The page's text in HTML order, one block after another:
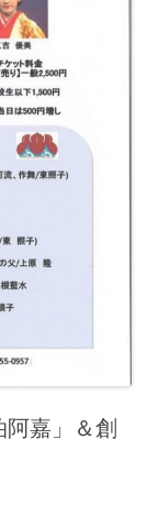
嘉」＆創